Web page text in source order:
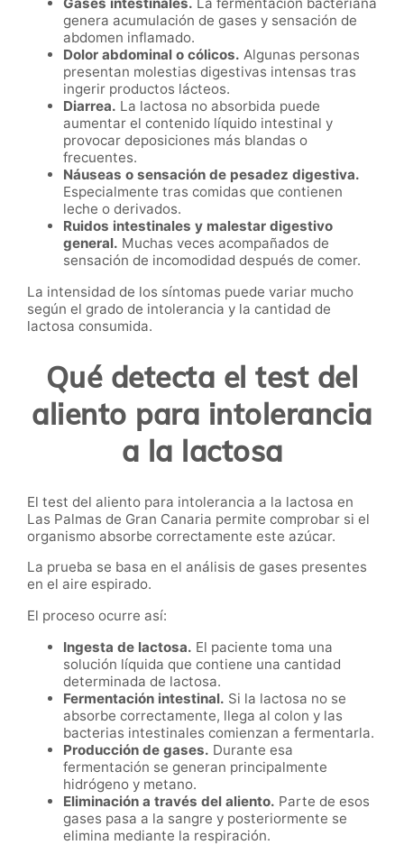
genera acumulación de gases y sensación de
abdomen inflamado.
Dolor abdominal o cólicos. Algunas personas
presentan molestias digestivas intensas tras
ingerir productos lácteos.
Diarrea. La lactosa no absorbida puede
aumentar el contenido líquido intestinal y
provocar deposiciones más blandas o
frecuentes.
Náuseas o sensación de pesadez digestiva.
Especialmente tras comidas que contienen
leche o derivados.
Ruidos intestinales y malestar digestivo
general. Muchas veces acompañados de
sensación de incomodidad después de comer.
La intensidad de los síntomas puede variar mucho
según el grado de intolerancia y la cantidad de
lactosa consumida.
Qué detecta el test del
aliento para intolerancia
a la lactosa
El test del aliento para intolerancia a la lactosa en
Las Palmas de Gran Canaria permite comprobar si el
organismo absorbe correctamente este azúcar.
La prueba se basa en el análisis de gases presentes
en el aire espirado.
El proceso ocurre así:
Ingesta de lactosa. El paciente toma una
solución líquida que contiene una cantidad
determinada de lactosa.
Fermentación intestinal. Si la lactosa no se
absorbe correctamente, llega al colon y las
bacterias intestinales comienzan a fermentarla.
Producción de gases. Durante esa
fermentación se generan principalmente
hidrógeno y metano.
Eliminación a través del aliento. Parte de esos
gases pasa a la sangre y posteriormente se
elimina mediante la respiración.